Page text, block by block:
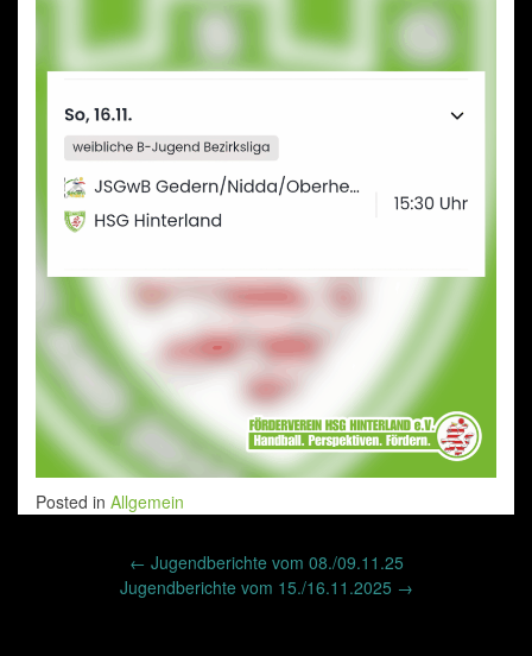
Posted in Allgemein
navigation
← Jugendberichte vom 08./09.11.25
Jugendberichte vom 15./16.11.2025 →